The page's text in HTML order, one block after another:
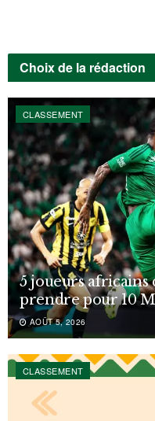
Choix de la rédaction
CLASSEMENT
5 joueurs africains
prendre pour 10
AOÛT 5, 2026
CLASSEMENT